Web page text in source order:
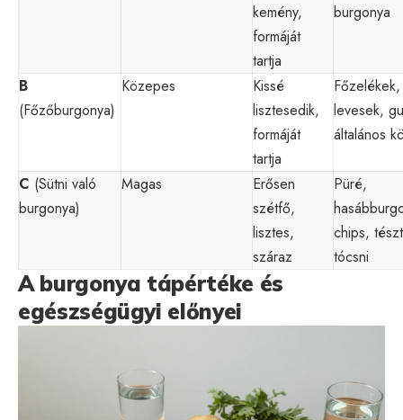
kemény,
formáját
tartja
burgonya
B
(Főzőburgonya)
Közepes
Kissé
lisztesedik,
formáját
tartja
Főzelékek,
levesek,
általános
C (Sütni való
burgonya)
Magas
Erősen
szétfő,
lisztes,
száraz
Püré,
chips,
tócsni
A burgonya tápértéke és
egészségügyi előnyei